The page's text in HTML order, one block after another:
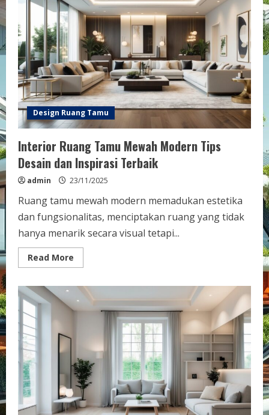
Ide
Segar
untuk
Tahun
2025
Design Ruang Tamu
Interior Ruang Tamu Mewah Modern Tips
Desain dan Inspirasi Terbaik
admin 23/11/2025
Ruang tamu mewah modern memadukan estetika
dan fungsionalitas, menciptakan ruang yang tidak
hanya menarik secara visual tetapi...
Read More
more
Ruang
Tamu
Mewah
Modern
Inspirasi
Terbaik